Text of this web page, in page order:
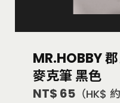
MR.HOBBY
麥克筆 黑色
NT$ 65 （HK$